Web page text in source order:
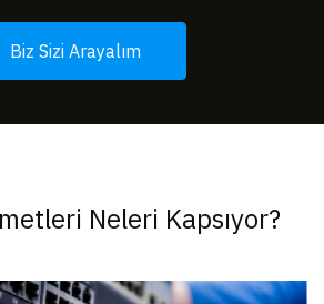
Biz Sizi Arayalım
Neleri Kapsıyor?